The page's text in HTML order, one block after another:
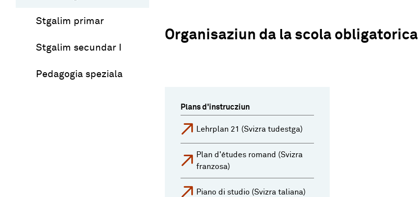
Stgalim primar
Stgalim secundar I
Pedagogia speziala
Organisaziun da la scola obligatorica
Plans d'instrucziun
Lehrplan 21 (Svizra tudestga)
Plan d'études romand (Svizra
franzosa)
Piano di studio (Svizra taliana)